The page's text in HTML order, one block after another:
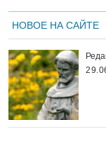
НОВОЕ НА САЙТЕ